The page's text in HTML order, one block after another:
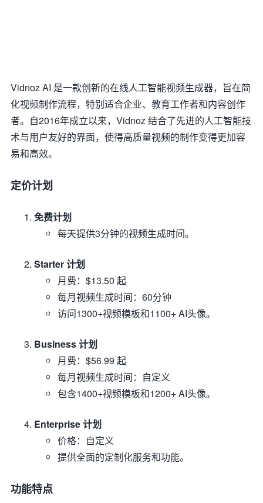
Vidnoz AI 是一款创新的在线人工智能视频生成器，旨在简
化视频制作流程，特别适合企业、教育工作者和内容创作
者。自2016年成立以来，Vidnoz 结合了先进的人工智能技
术与用户友好的界面，使得高质量视频的制作变得更加容
易和高效。
定价计划
免费计划
每天提供3分钟的视频生成时间。
Starter 计划
月费：$13.50 起
每月视频生成时间：60分钟
访问1300+视频模板和1100+ AI头像。
Business 计划
月费：$56.99 起
每月视频生成时间：自定义
包含1400+视频模板和1200+ AI头像。
Enterprise 计划
价格：自定义
提供全面的定制化服务和功能。
功能特点